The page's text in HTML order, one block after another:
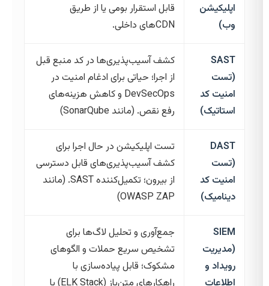
اپلیکیشن
وب)
قابل استقرار بومی یا از طریق
CDN‌های داخلی.
SAST
(تست
امنیت کد
استاتیک)
کشف آسیب‌پذیری‌ها در کد منبع قبل
از اجرا؛ حیاتی برای ادغام امنیت در
DevSecOps و کاهش هزینه‌های
رفع نقص. (مانند SonarQube)
DAST
(تست
امنیت کد
دینامیک)
تست اپلیکیشن در حال اجرا برای
کشف آسیب‌پذیری‌های قابل دسترسی
از بیرون؛ تکمیل‌کننده SAST. (مانند
OWASP ZAP)
SIEM
(مدیریت
رویداد و
جمع‌آوری و تحلیل لاگ‌ها برای
تشخیص سریع حملات و الگوهای
مشکوک؛ قابل پیاده‌سازی با